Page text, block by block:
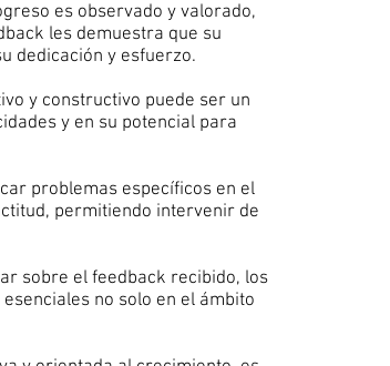
es observado y valorado,
les demuestra que su
dedicación y esfuerzo.
y constructivo puede ser un
y en su potencial para
problemas específicos en el
permitiendo intervenir de
sobre el feedback recibido, los
no solo en el ámbito